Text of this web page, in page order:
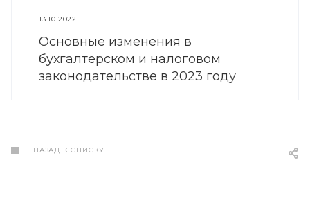
13.10.2022
Основные изменения в
бухгалтерском и налоговом
законодательстве в 2023 году
НАЗАД К СПИСКУ